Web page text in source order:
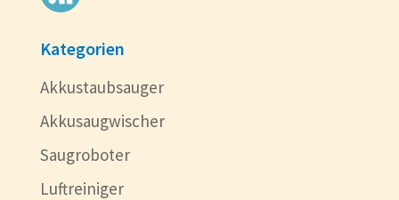
Kategorien
Akkustaubsauger
Akkusaugwischer
Saugroboter
Luftreiniger